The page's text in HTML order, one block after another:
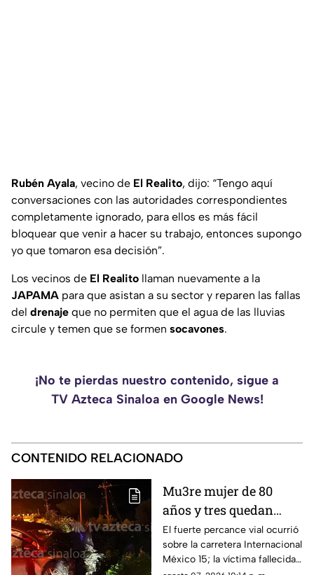
Rubén Ayala, vecino de El Realito, dijo: “Tengo aquí
conversaciones con las autoridades correspondientes
completamente ignorado, para ellos es más fácil
bloquear que venir a hacer su trabajo, entonces supongo
yo que tomaron esa decisión”.
Los vecinos de El Realito llaman nuevamente a la
JAPAMA para que asistan a su sector y reparen las fallas
del drenaje que no permiten que el agua de las lluvias
circule y temen que se formen socavones.
¡No te pierdas nuestro contenido, sigue a
TV Azteca Sinaloa en Google News!
CONTENIDO RELACIONADO
Mu3re mujer de 80
años y tres quedan
h3ridos tras aparatoso
choque en Limón de los
Ramos, Culiacán
El fuerte percance vial ocurrió
sobre la carretera Internacional
México 15; la víctima fallecida